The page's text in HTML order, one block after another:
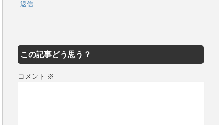
返信
この記事どう思う？
コメント ※